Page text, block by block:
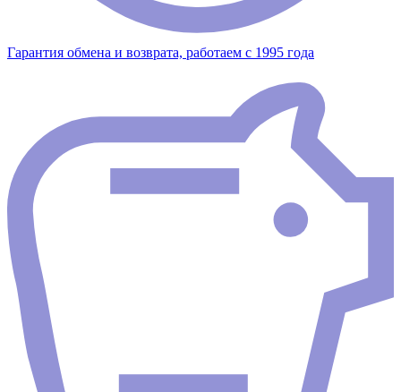
Гарантия обмена и возврата, работаем с 1995 года